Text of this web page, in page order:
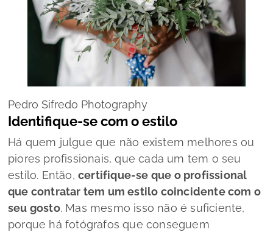
Pedro Sifredo Photography
Identifique-se com o estilo
Há quem julgue que não existem melhores ou
piores profissionais, que cada um tem o seu
estilo. Então, certifique-se que o profissional
que contratar tem um estilo coincidente com o
seu gosto. Mas mesmo isso não é suficiente,
porque há fotógrafos que conseguem